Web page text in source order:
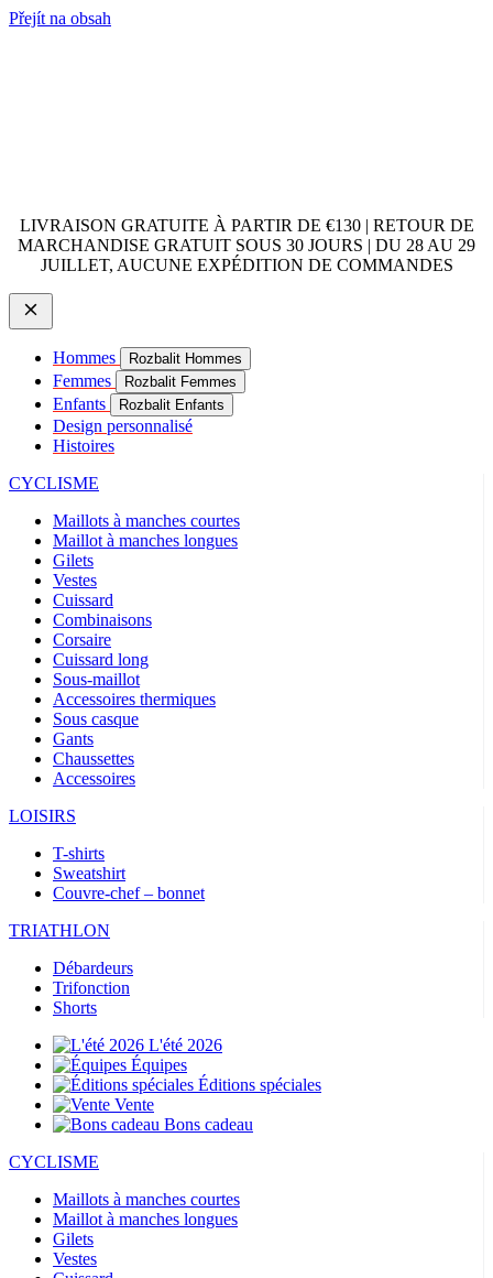
Přejít na obsah
LIVRAISON GRATUITE À PARTIR DE €130 | RETOUR DE
MARCHANDISE GRATUIT SOUS 30 JOURS | DU 28 AU 29
JUILLET, AUCUNE EXPÉDITION DE COMMANDES
Hommes Rozbalit Hommes
Femmes Rozbalit Femmes
Enfants Rozbalit Enfants
Design personnalisé
Histoires
CYCLISME
Maillots à manches courtes
Maillot à manches longues
Gilets
Vestes
Cuissard
Combinaisons
Corsaire
Cuissard long
Sous-maillot
Accessoires thermiques
Sous casque
Gants
Chaussettes
Accessoires
LOISIRS
T-shirts
Sweatshirt
Couvre-chef – bonnet
TRIATHLON
Débardeurs
Trifonction
Shorts
L'été 2026
Équipes
Éditions spéciales
Vente
Bons cadeau
CYCLISME
Maillots à manches courtes
Maillot à manches longues
Gilets
Vestes